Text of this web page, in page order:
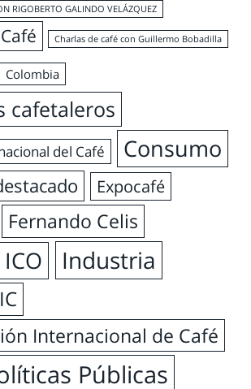
RIGOBERTO GALINDO VELÁZQUEZ
Charlas de café con Guillermo Bobadilla
Colombia
cafetaleros
del Café Consumo
Expocafé
Fernando Celis
ICO Industria
Internacional de Café
Públicas